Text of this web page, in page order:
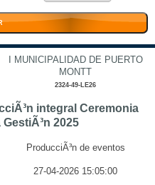
I MUNICIPALIDAD DE PUERTO
MONTT
2324-49-LE26
integral Ceremonia
2025
ProducciÃ³n de eventos
27-04-2026 15:05:00